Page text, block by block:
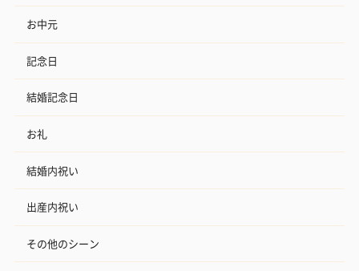
お中元
記念日
結婚記念日
お礼
結婚内祝い
出産内祝い
その他のシーン